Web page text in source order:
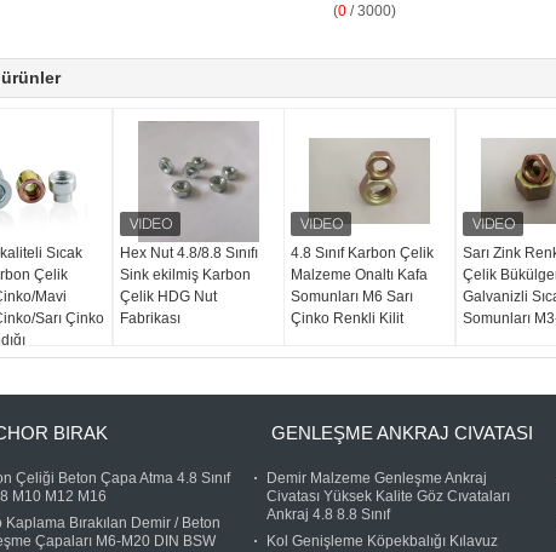
(0 / 3000)
Sıcak
Çelik
Mavi
Sarı Çinko
Hex Nut 4.8/8.8 Sınıfı
Sink ekilmiş Karbon
Çelik HDG Nut
Fabrikası
4.8 Sınıf Karbon Çelik
Malzeme Onaltı Kafa
Somunları M6 Sarı
Çinko Renkli Kilit
Sarı Zink
Çelik
Galvanizli
Somunları
BIRAK
Çeliği Beton Çapa Atma 4.8 Sınıf
M10 M12 M16
Kaplama Bırakılan Demir / Beton
Çapaları M6-M20 DIN BSW
GENLEŞME ANKRAJ CIVATASI
Demir Malzeme Genleşme Ankraj
Civatası Yüksek Kalite Göz Cıvataları
Ankraj 4.8 8.8 Sınıf
Kol Genişleme Köpekbalığı Kılavuz